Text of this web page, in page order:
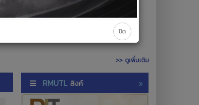
ปิด
คลิกดูรายการกิจกรรมย้อนหลัง
>> ดูเพิ่มเติม
RMUTL ลิงค์